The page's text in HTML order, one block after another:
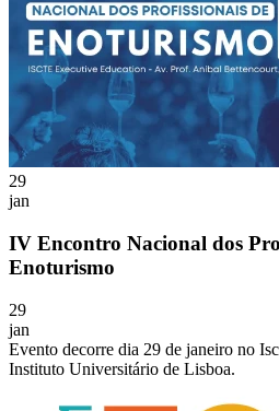
29
jan
IV Encontro Nacional dos
Enoturismo
29
jan
Evento decorre dia 29 de janeiro no
Instituto Universitário de Lisboa.